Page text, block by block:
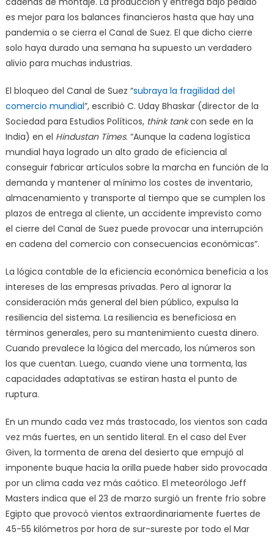
es mejor para los balances financieros hasta que hay una
pandemia o se cierra el Canal de Suez. El que dicho cierre
solo haya durado una semana ha supuesto un verdadero
alivio para muchas industrias.
El bloqueo del Canal de Suez “subraya la fragilidad del
comercio mundial”, escribió C. Uday Bhaskar (director de la
Sociedad para Estudios Políticos, think tankcon sede en la
India) en el Hindustan Times. “Aunque la cadena logística
mundial haya logrado un alto grado de eficiencia al
conseguir fabricar artículos sobre la marcha en función de la
demanda y mantener al mínimo los costes de inventario,
almacenamiento y transporte al tiempo que se cumplen los
plazos de entrega al cliente, un accidente imprevisto como
el cierre del Canal de Suez puede provocar una interrupción
en cadena del comercio con consecuencias económicas”.
La lógica contable de la eficiencia económica beneficia a los
intereses de las empresas privadas. Pero al ignorar la
consideración más general del bien público, expulsa la
resiliencia del sistema. La resiliencia es beneficiosa en
términos generales, pero su mantenimiento cuesta dinero.
Cuando prevalece la lógica del mercado, los números son
los que cuentan. Luego, cuando viene una tormenta, las
capacidades adaptativas se estiran hasta el punto de
ruptura.
En un mundo cada vez más trastocado, los vientos son cada
vez más fuertes, en un sentido literal. En el caso del Ever
Given, la tormenta de arena del desierto que empujó al
imponente buque hacia la orilla puede haber sido provocada
por un clima cada vez más caótico. El meteorólogo Jeff
Masters indica que el 23 de marzo surgió un frente frío sobre
Egipto que provocó vientos extraordinariamente fuertes de
45-55 kilómetros por hora de sur-sureste por todo el Mar